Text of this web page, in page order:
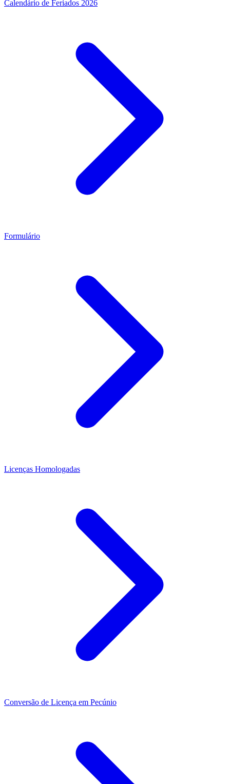
Calendário de Feriados 2026
Formulário
Licenças Homologadas
Conversão de Licença em Pecúnio